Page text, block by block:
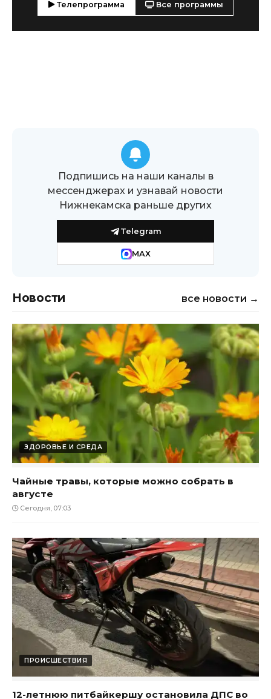
Телепрограмма Все программы
Подпишись на наши каналы в
мессенджерах и узнавай новости
Нижнекамска раньше других
Telegram
MAX
Новости все новости →
ЗДОРОВЬЕ И СРЕДА
Чайные травы, которые можно собрать в
августе
Сегодня, 07:03
ПРОИСШЕСТВИЯ
12-летнюю питбайкершу остановила ДПС во